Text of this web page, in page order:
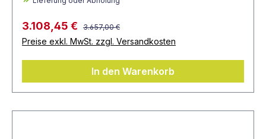
3.108,45 € 3.657,00 €
Preise exkl. MwSt. zzgl. Versandkosten
In den Warenkorb